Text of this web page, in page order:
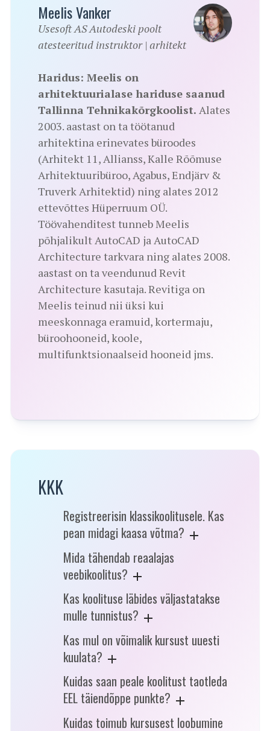
Meelis Vanker
Usesoft AS Autodeski poolt
atesteeritud instruktor | arhitekt
Haridus: Meelis on
arhitektuurialase hariduse saanud
Tallinna Tehnikakõrgkoolist. Alates
2003. aastast on ta töötanud
arhitektina erinevates büroodes
(Arhitekt 11, Allianss, Kalle Rõõmuse
Arhitektuuribüroo, Agabus, Endjärv &
Truverk Arhitektid) ning alates 2012
ettevõttes Hüperruum OÜ.
Töövahenditest tunneb Meelis
põhjalikult AutoCAD ja AutoCAD
Architecture tarkvara ning alates 2008.
aastast on ta veendunud Revit
Architecture kasutaja. Revitiga on
Meelis teinud nii üksi kui
meeskonnaga eramuid, kortermaju,
büroohooneid, koole,
multifunktsionaalseid hooneid jms.
KKK
Registreerisin klassikoolitusele. Kas
pean midagi kaasa võtma?
Mida tähendab reaalajas
veebikoolitus?
Kas koolituse läbides väljastatakse
mulle tunnistus?
Kas mul on võimalik kursust uuesti
kuulata?
Kuidas saan peale koolitust taotleda
EEL täiendõppe punkte?
Kuidas toimub kursusest loobumine